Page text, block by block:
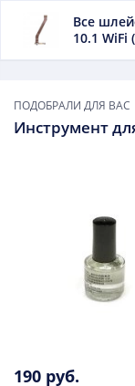
Все
10.1 WiFi
ПОДОБРАЛИ ДЛЯ ВАС
Инструмент
190 руб.